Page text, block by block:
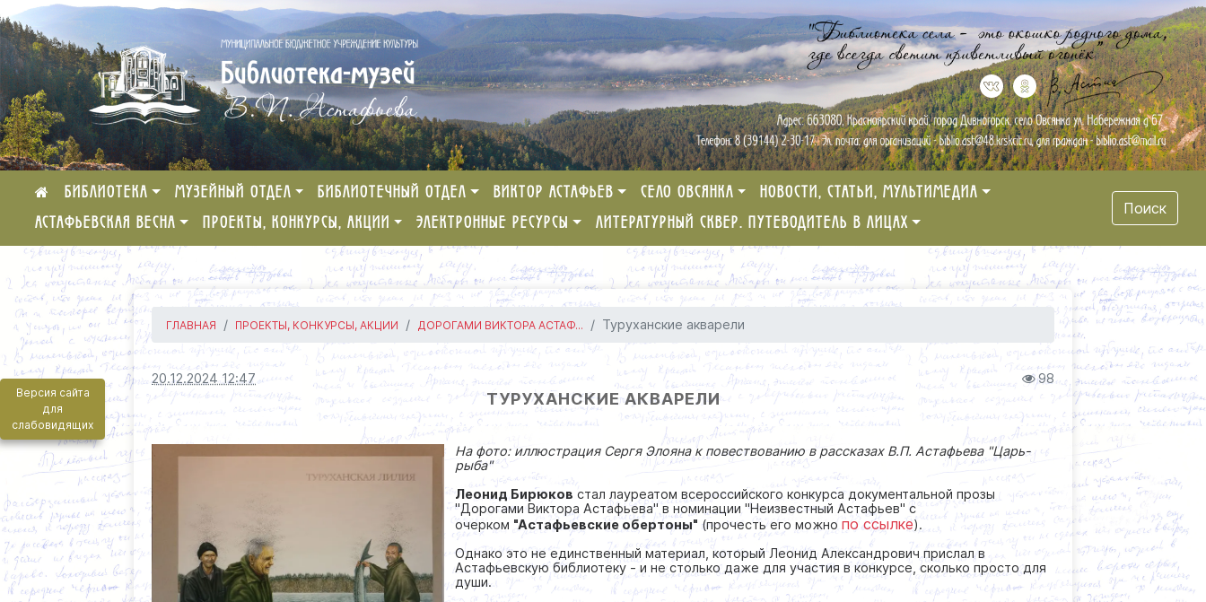
Версия сайта
для
слабовидящих
БИБЛИОТЕКА МУЗЕЙНЫЙ ОТДЕЛ БИБЛИОТЕЧНЫЙ ОТДЕЛ ВИКТОР АСТАФЬЕВ СЕЛО ОВСЯНКА НОВОСТИ, СТАТЬИ, МУЛЬТИМЕДИА
АСТАФЬЕВСКАЯ ВЕСНА ПРОЕКТЫ, КОНКУРСЫ, АКЦИИ ЭЛЕКТРОННЫЕ РЕСУРСЫ ЛИТЕРАТУРНЫЙ СКВЕР. ПУТЕВОДИТЕЛЬ В ЛИЦАХ
Поиск
ГЛАВНАЯ ПРОЕКТЫ, КОНКУРСЫ, АКЦИИ ДОРОГАМИ ВИКТОРА АСТАФ... Туруханские акварели
20.12.2024 12:47 98
ТУРУХАНСКИЕ АКВАРЕЛИ
На фото: иллюстрация Сергя Элояна к повествованию в рассказах В.П. Астафьева "Царь-
рыба"
Леонид Бирюков стал лауреатом всероссийского конкурса документальной прозы
"Дорогами Виктора Астафьева" в номинации "Неизвестный Астафьев" с
очерком "Астафьевские обертоны" (прочесть его можнопо ссылке).
Однако это не единственный материал, который Леонид Александрович прислал в
Астафьевскую библиотеку - и не столько даже для участия в конкурсе, сколько просто для
души.